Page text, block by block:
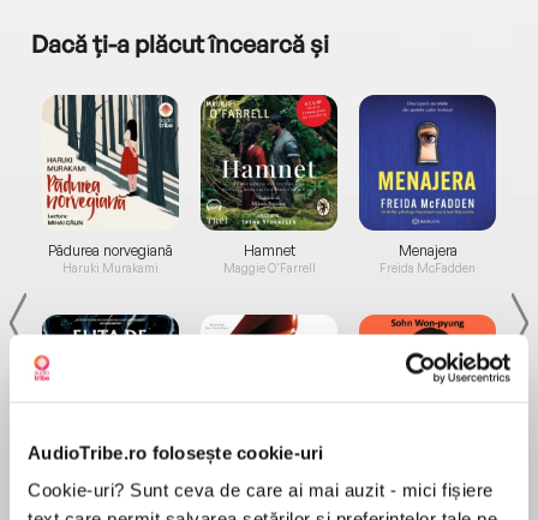
AudioTribe.ro folosește cookie-uri
Cookie-uri? Sunt ceva de care ai mai auzit - mici fișiere
Dacă ți-a plăcut încearcă și
Pădurea norvegiană
Haruki Murakami
de...
Dani Francis
Hamnet
Maggie O'Farrell
la...
Lauren Weisberger
Menajera
Freida McFadden
Sohn Won-pyung